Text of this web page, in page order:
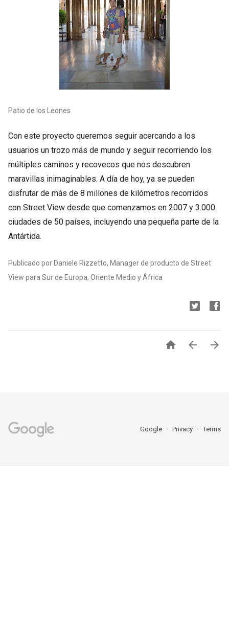
Patio de los Leones
Con este proyecto queremos seguir acercando a los
usuarios un trozo más de mundo y seguir recorriendo los
múltiples caminos y recovecos que nos descubren
maravillas inimaginables. A día de hoy, ya se pueden
disfrutar de más de 8 millones de kilómetros recorridos
con Street View desde que comenzamos en 2007 y 3.000
ciudades de 50 países, incluyendo una pequeña parte de la
Antártida.
Publicado por Daniele Rizzetto, Manager de producto de Street
View para Sur de Europa, Oriente Medio y África
  
Google Privacy Terms